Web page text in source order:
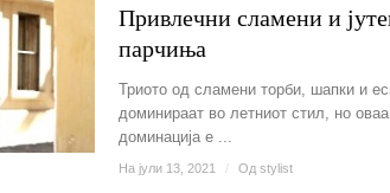
Привлечни сламени и
парчиња
Триото од сламени торби, шапки и
доминираат во летниот стил, но
доминација е ...
На јули 13, 2021 / Од stylist